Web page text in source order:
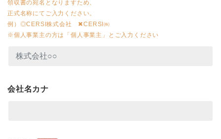
領収書の宛名となりますため、
正式名称にてご入力ください。
例）◎CERSI株式会社 ✖CERSI㈱
※個人事業主の方は「個人事業主」とご入力ください
会社名カナ